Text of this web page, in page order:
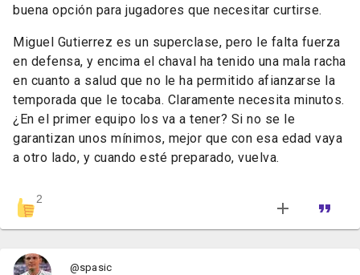
buena opción para jugadores que necesitar curtirse.
Miguel Gutierrez es un superclase, pero le falta fuerza
en defensa, y encima el chaval ha tenido una mala racha
en cuanto a salud que no le ha permitido afianzarse la
temporada que le tocaba. Claramente necesita minutos.
¿En el primer equipo los va a tener? Si no se le
garantizan unos mínimos, mejor que con esa edad vaya
a otro lado, y cuando esté preparado, vuelva.
2
@spasic